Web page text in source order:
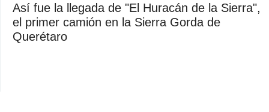
Así fue la llegada de "El Huracán de la Sierra",
el primer camión en la Sierra Gorda de
Querétaro